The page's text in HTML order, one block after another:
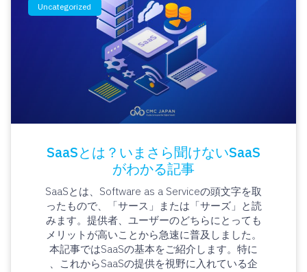
Uncategorized
SaaSとは？いまさら聞けないSaaS
がわかる記事
SaaSとは、Software as a Serviceの頭文字を取
ったもので、「サース」または「サーズ」と読
みます。提供者、ユーザーのどちらにとっても
メリットが高いことから急速に普及しました。
本記事ではSaaSの基本をご紹介します。特に
、これからSaaSの提供を視野に入れている企